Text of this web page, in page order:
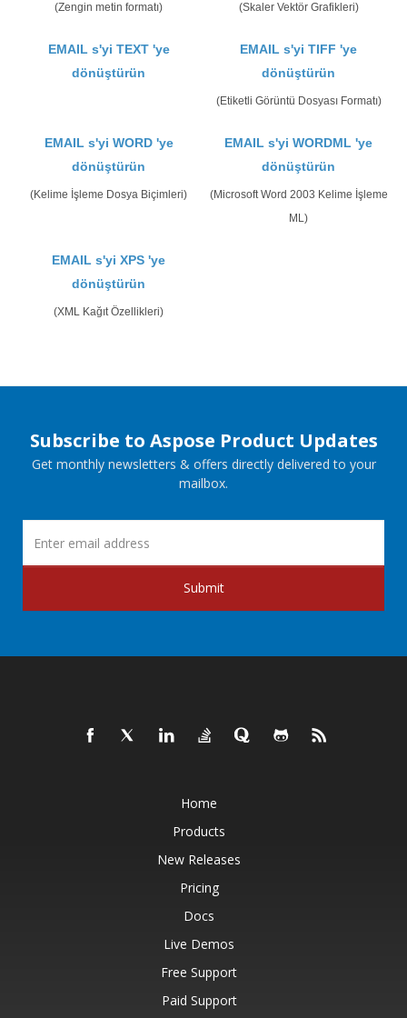
(Zengin metin formatı) (Skaler Vektör Grafikleri)
EMAIL s'yi TEXT 'ye
dönüştürün
EMAIL s'yi TIFF 'ye
dönüştürün
(Etiketli Görüntü Dosyası Formatı)
EMAIL s'yi WORD 'ye
dönüştürün
(Kelime İşleme Dosya Biçimleri)
EMAIL s'yi WORDML 'ye
dönüştürün
(Microsoft Word 2003 Kelime İşleme
ML)
EMAIL s'yi XPS 'ye
dönüştürün
(XML Kağıt Özellikleri)
Subscribe to Aspose Product Updates
Get monthly newsletters & offers directly delivered to your
mailbox.
Submit
Home
Products
New Releases
Pricing
Docs
Live Demos
Free Support
Paid Support